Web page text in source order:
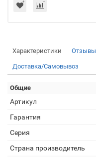
Характеристики Отзывы
Доставка/Самовывоз
Общие
Артикул
Гарантия
Серия
Страна производитель